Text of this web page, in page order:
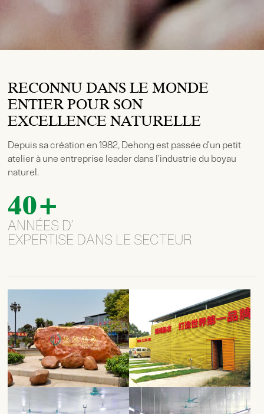
RECONNU DANS LE MONDE
ENTIER POUR SON
EXCELLENCE NATURELLE
Depuis sa création en 1982, Dehong est passée d’un petit
atelier à une entreprise leader dans l’industrie du boyau
naturel.
40+
ANNÉES D’
EXPERTISE DANS LE SECTEUR